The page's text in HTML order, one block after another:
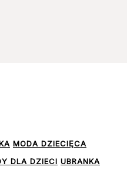
MODA DZIECIĘCA
DLA DZIECI UBRANKA